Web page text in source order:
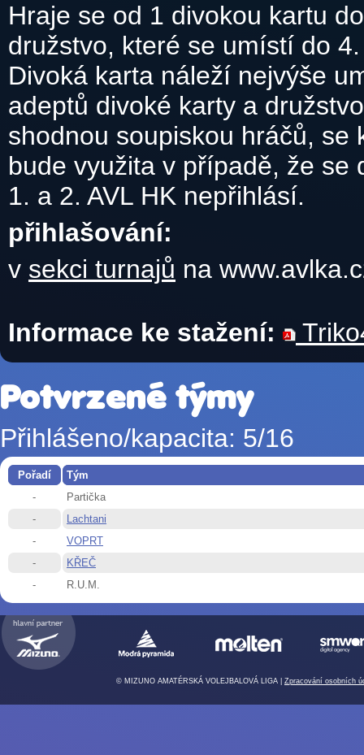
Hraje se od 1 divokou kartu
družstvo, které se umístí do
Divoká karta náleží nejvýše
adeptů divoké karty a
shodnou soupiskou hráčů, se
bude využita v případě, že se
1. a 2. AVL HK nepřihlásí.
přihlašování:
v sekci turnajů na
Informace ke stažení:
Potvrzené týmy
Přihlášeno/kapacita: 5/16
Pořadí
Tým
-
Partička
-
Lachtani
-
VOPRT
-
KŘEČ
-
R.U.M.
© MIZUNO AMATÉRSKÁ VOLEJBALOVÁ LIGA | Zpracování osobních